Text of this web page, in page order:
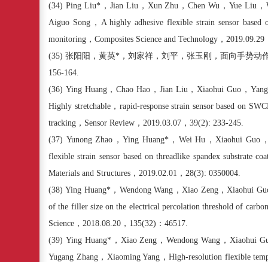
(34) Ping Liu*， Jian Liu ， Xun Zhu ，Chen Wu ，Yue Liu ，
Aiguo Song， A highly adhesive flexible strain sensor based
monitoring ， Composites Science and Technology ， 2019.09.29
(35) 张阳阳，黄英* ，刘家祥，刘平，张玉刚，面向手势
156-164.
(36) Ying Huang，Chao Hao ， Jian Liu ， Xiaohui Guo ，
Highly stretchable， rapid-response strain sensor based on
tracking ， Sensor Review ， 2019.03.07 ， 39(2): 233-245.
(37) Yunong Zhao ，Ying Huang*， Wei Hu ， Xiaohui Guo
flexible strain sensor based on threadlike spandex substrate
Materials and Structures ， 2019.02.01 ， 28(3): 0350004.
(38)Ying Huang*， Wendong Wang ， Xiao Zeng， Xiaohui
of the filler size on the electrical percolation threshold of
Science ， 2018.08.20 ， 135(32) ： 46517.
(39) Ying Huang*， Xiao Zeng ，Wendong Wang ， Xiaohui
Yugang Zhang， Xiaoming Yang ，High-resolution flexible